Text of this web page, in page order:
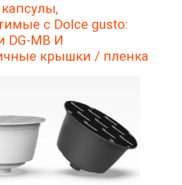
с Dolce gusto:
DG-MB И
крышки / пленка